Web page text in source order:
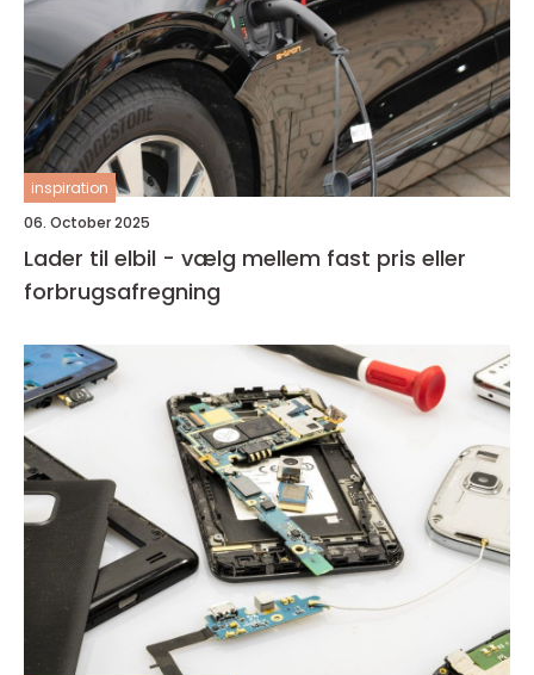
inspiration
06. October 2025
Lader til elbil - vælg mellem fast pris eller
forbrugsafregning